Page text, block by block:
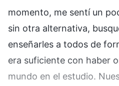
momento, me sentí un
sin otra alternativa,
enseñarles a todos de
era suficiente con haber
mundo en el estudio.